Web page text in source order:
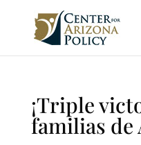
¡Triple
familias de